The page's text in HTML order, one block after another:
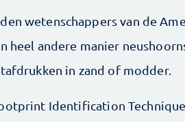
wetenschappers van de
heel andere manier
in zand of modder.
Identification